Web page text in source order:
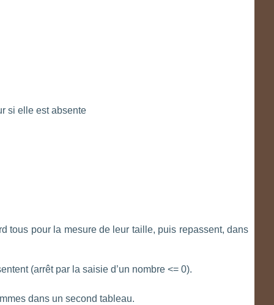
si elle est absente
tous pour la mesure de leur taille, puis repassent, dans
(arrêt par la saisie d’un nombre <= 0).
dans un second tableau.